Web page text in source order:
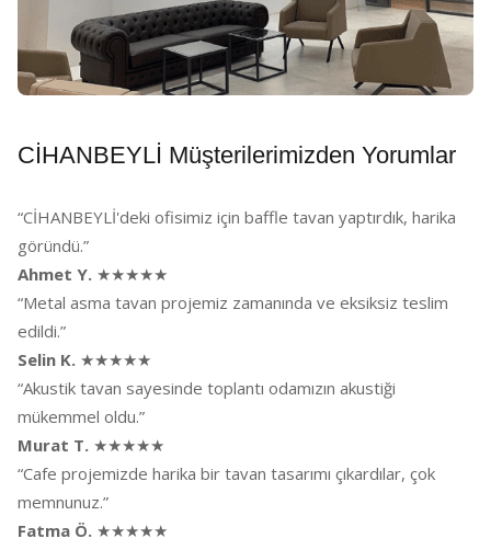
CİHANBEYLİ Müşterilerimizden Yorumlar
“CİHANBEYLİ'deki ofisimiz için baffle tavan yaptırdık, harika
göründü.”
Ahmet Y. ★★★★★
“Metal asma tavan projemiz zamanında ve eksiksiz teslim
edildi.”
Selin K. ★★★★★
“Akustik tavan sayesinde toplantı odamızın akustiği
mükemmel oldu.”
Murat T. ★★★★★
“Cafe projemizde harika bir tavan tasarımı çıkardılar, çok
memnunuz.”
Fatma Ö. ★★★★★